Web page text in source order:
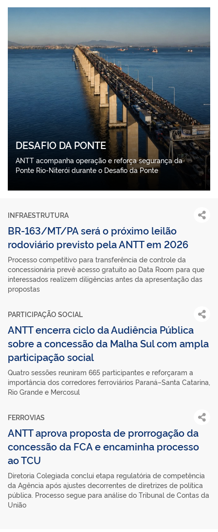
DESAFIO DA PONTE
ANTT acompanha operação e reforça segurança da
Ponte Rio-Niterói durante o Desafio da Ponte
INFRAESTRUTURA
BR-163/MT/PA será o próximo leilão
rodoviário previsto pela ANTT em 2026
Processo competitivo para transferência de controle da
concessionária prevê acesso gratuito ao Data Room para que
interessados realizem diligências antes da apresentação das
propostas
PARTICIPAÇÃO SOCIAL
ANTT encerra ciclo da Audiência Pública
sobre a concessão da Malha Sul com ampla
participação social
Quatro sessões reuniram 665 participantes e reforçaram a
importância dos corredores ferroviários Paraná–Santa Catarina,
Rio Grande e Mercosul
FERROVIAS
ANTT aprova proposta de prorrogação da
concessão da FCA e encaminha processo
ao TCU
Diretoria Colegiada conclui etapa regulatória de competência
da Agência após ajustes decorrentes de diretrizes de política
pública. Processo segue para análise do Tribunal de Contas da
União